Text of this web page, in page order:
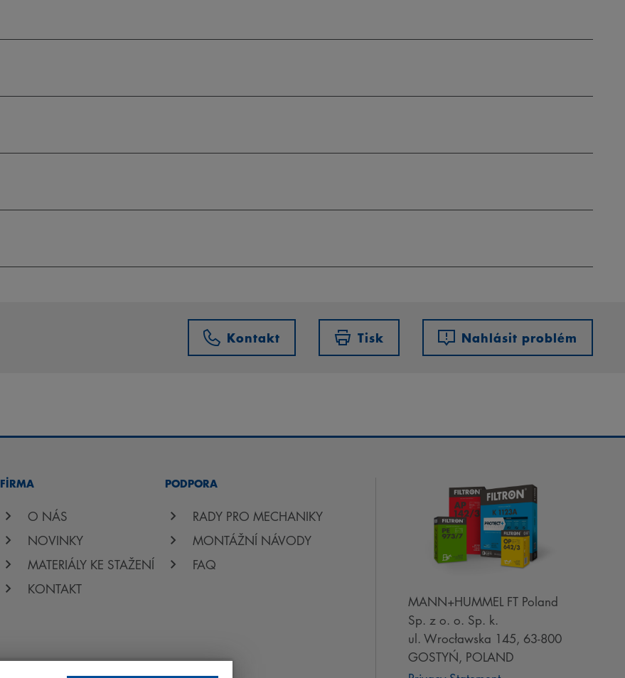
Kontakt Tisk Nahlásit problém
FİRMA
O NÁS
NOVINKY
MATERIÁLY KE STAŽENÍ
KONTAKT
PODPORA
RADY PRO MECHANIKY
MONTÁŽNÍ NÁVODY
FAQ
MANN+HUMMEL FT Poland
Sp. z o. o. Sp. k.
ul. Wrocławska 145, 63-800
GOSTYŃ, POLAND